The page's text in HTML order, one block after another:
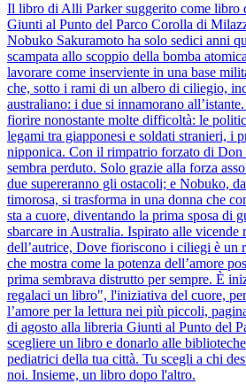
Il libro di Alli Parker suggerito come libro
Giunti al Punto del Parco Corolla di
Nobuko Sakuramoto ha solo sedici anni
scampata allo scoppio della bomba
lavorare come inserviente in una base
che, sotto i rami di un albero di ciliegio,
australiano: i due si innamorano
fiorire nonostante molte difficoltà: le
legami tra giapponesi e soldati stranieri, i
nipponica. Con il rimpatrio forzato di Don
sembra perduto. Solo grazie alla forza
due supereranno gli ostacoli; e Nobuko,
timorosa, si trasforma in una donna che
sta a cuore, diventando la prima sposa di
sbarcare in Australia. Ispirato alle vicende
dell’autrice, Dove fioriscono i ciliegi è un
che mostra come la potenza dell’amore
prima sembrava distrutto per sempre. È
regalaci un libro", l'iniziativa del cuore,
l’amore per la lettura nei più piccoli,
di agosto alla libreria Giunti al Punto del
scegliere un libro e donarlo alle
pediatrici della tua città. Tu scegli a chi
noi. Insieme, un libro dopo l'altro.